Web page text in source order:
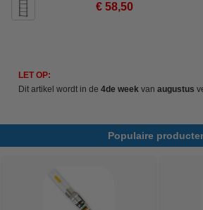
€ 58,50
LET OP:
Dit artikel wordt in de 4de week van augustus
Populaire